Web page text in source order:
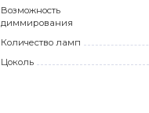
Возможность
диммирования
Количество ламп
Цоколь